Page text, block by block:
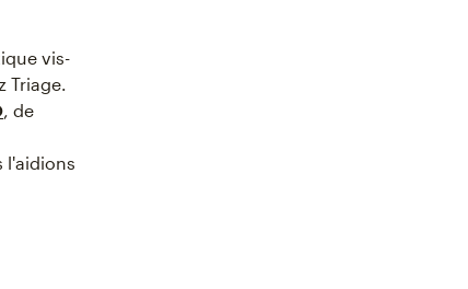
vis-
Triage.
, de
l'aidions